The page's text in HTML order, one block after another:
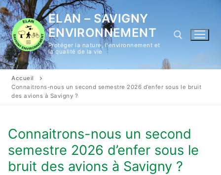
Aller
au
contenu
ELAN – SAVIGNY
ENVIRONNEMENT
Protéger la nature, l'environnement et
la qualité de la vie
Accueil
Connaitrons-nous un second semestre 2026 d’enfer sous le bruit
des avions à Savigny ?
Connaitrons-nous un second
semestre 2026 d’enfer sous le
bruit des avions à Savigny ?